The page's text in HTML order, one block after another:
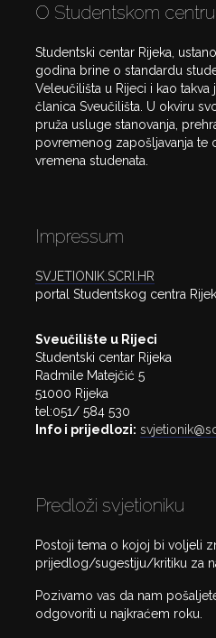
O Studentskom centru
Studentski centar Rijeka,
godina brine o standardu
Veleučilišta u Rijeci i kao takva
članica Sveučilišta. U okviru
pruža usluge stanovanja,
povremenog zapošljavanja te
vremena studenata.
Impressum
SVJETIONIK.SCRI.HR
portal Studentskog centra
Sveučilište u Rijeci
Studentski centar Rijeka
Radmile Matejčić 5
51000 Rijeka
tel:051/ 584 530
Info i prijedlozi:
Predloži svjetioniku
Postoji tema o kojoj bi voljeli
prijedlog/sugestiju/kritiku za
Pozivamo vas da nam
odgovoriti u najkraćem roku.